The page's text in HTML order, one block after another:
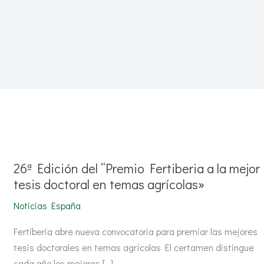
26ª Edición del “Premio Fertiberia a la mejor
tesis doctoral en temas agrícolas»
Noticias España
Fertiberia abre nueva convocatoria para premiar las mejores
tesis doctorales en temas agrícolas El certamen distingue
“Premio
Fertiberia
a
la
tesis
en
temas
agrícolas»